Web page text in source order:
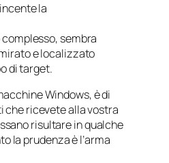
la
complesso, sembra
e localizzato
di target.
Windows, è di
che ricevete alla vostra
risultare in qualche
la prudenza è l’arma